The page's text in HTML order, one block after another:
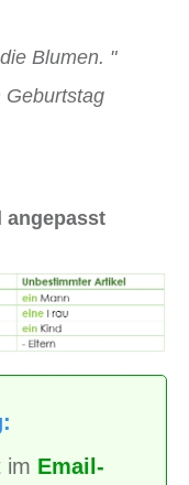
Blumen. "
Geburtstag
angepasst
im Email-